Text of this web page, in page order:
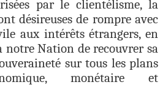
par le clientélisme, la
désireuses de rompre avec
aux intérêts étrangers, en
notre Nation de recouvrer sa
sur tous les plans
monétaire et